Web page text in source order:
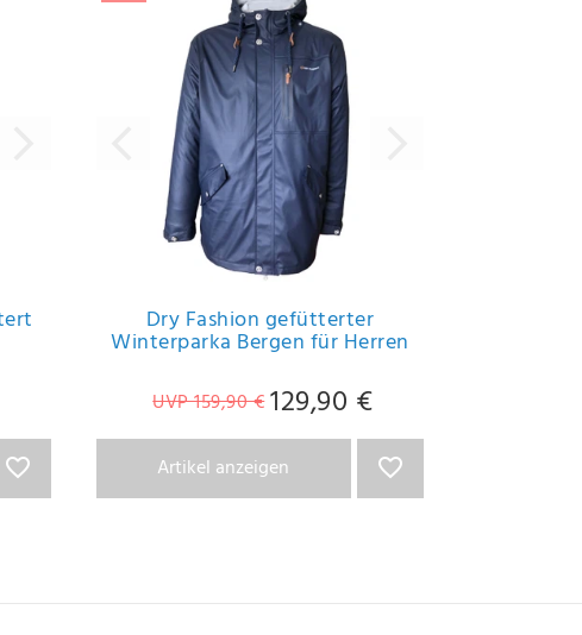
Dry Fashion gefütterter
Winterparka Bergen für Herren
UVP 159,90 €129,90 €
Artikel anzeigen